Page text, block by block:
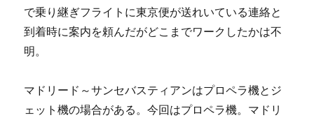
で乗り継ぎフライトに東京便が送れいている連絡と
到着時に案内を頼んだがどこまでワークしたかは不
明。
マドリード～サンセバスティアンはプロペラ機とジ
ェット機の場合がある。今回はプロペラ機。マドリ